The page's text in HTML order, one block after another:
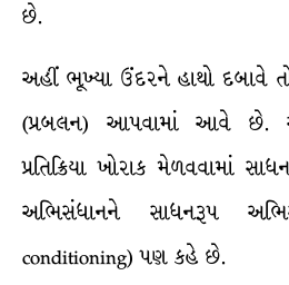
છે.
અહીં ભૂખ્યા ઉંદરને હાથો દબાવે
(પ્રબલન) આપવામાં આવે છે.
પ્રતિક્રિયા ખોરાક મેળવવામાં
અભિસંધાનને સાધનરૂપ
conditioning) પણ કહે છે.